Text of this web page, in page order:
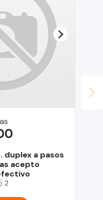
duplex a pasos
acepto
2